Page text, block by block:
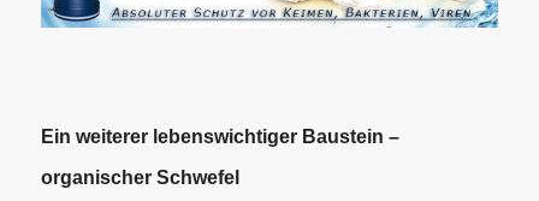
Ein weiterer lebenswichtiger Baustein –
organischer Schwefel